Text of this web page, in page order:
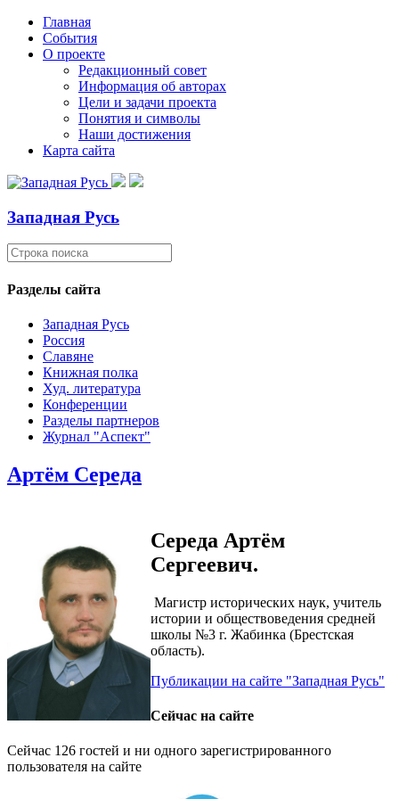
Главная
События
О проекте
Редакционный совет
Информация об авторах
Цели и задачи проекта
Понятия и символы
Наши достижения
Карта сайта
Западная Русь
Разделы сайта
Западная Русь
Россия
Славяне
Книжная полка
Худ. литература
Конференции
Разделы партнеров
Журнал "Аспект"
Артём Середа
Середа Артём
Сергеевич.
Магистр исторических наук, учитель
истории и обществоведения средней
школы №3 г. Жабинка (Брестская
область).
Публикации на сайте "Западная Русь"
Сейчас на сайте
Сейчас 126 гостей и ни одного зарегистрированного
пользователя на сайте